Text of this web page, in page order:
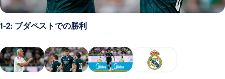
1-2: ブダペストでの勝利